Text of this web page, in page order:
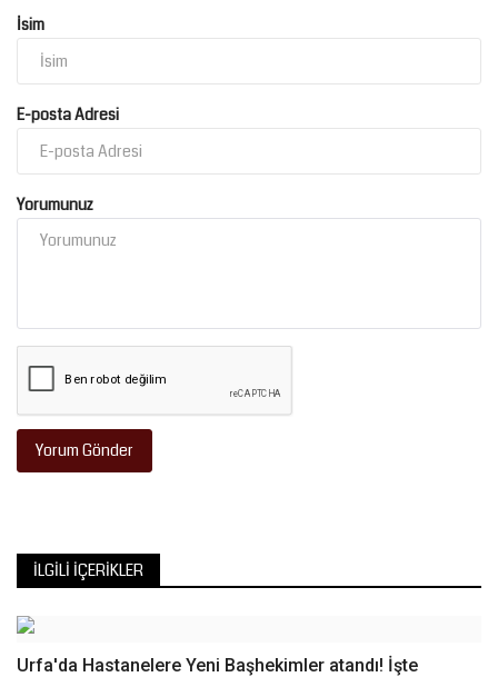
İsim
E-posta Adresi
Yorumunuz
Yorum Gönder
İLGILI İÇERIKLER
Urfa'da Hastanelere Yeni Başhekimler atandı! İşte